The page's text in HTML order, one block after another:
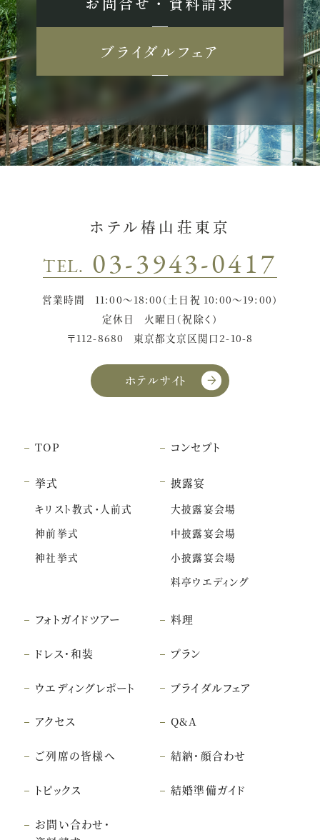
ブライダルフェア
ホテル椿山荘東京
TEL. 03-3943-0417
営業時間
11:00〜18:00（土日祝 10:00〜19:00）
定休日
火曜日（祝除く）
〒112-8680
東京都文京区関口2-10-8
ホテルサイト
TOP コンセプト
挙式
キリスト教式・人前式
神前挙式
神社挙式
披露宴
大披露宴会場
中披露宴会場
小披露宴会場
料亭ウエディング
フォトガイドツアー 料理
ドレス・和装 プラン
ウエディングレポート ブライダルフェア
アクセス Q&A
ご列席の皆様へ 結納・顔合わせ
トピックス 結婚準備ガイド
お問い合わせ・